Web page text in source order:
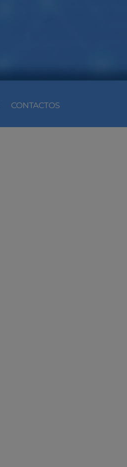
CONTACTOS